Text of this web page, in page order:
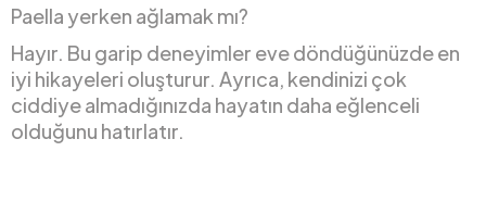
Paella yerken ağlamak mı?
Hayır. Bu garip deneyimler eve döndüğünüzde en
iyi hikayeleri oluşturur. Ayrıca, kendinizi çok
ciddiye almadığınızda hayatın daha eğlenceli
olduğunu hatırlatır.